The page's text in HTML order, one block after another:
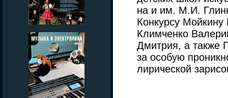
на и им. М.И.
Конкурсу Мойкину
Климченко
Дмитрия, а также
за особую
лирической